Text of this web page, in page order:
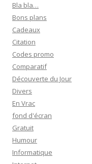
Bla bla…
Bons plans
Cadeaux
Citation
Codes promo
Comparatif
Découverte du Jour
Divers
En Vrac
fond d'écran
Gratuit
Humour
Informatique